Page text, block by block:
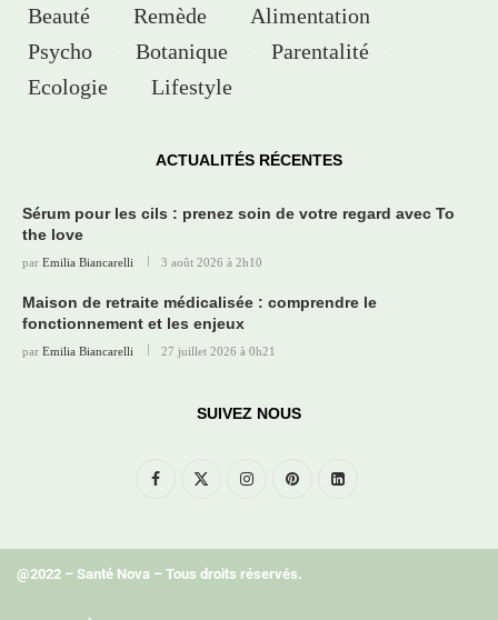
Beauté Remède
Alimentation
Psycho
Botanique
Parentalité
Ecologie
Lifestyle
ACTUALITÉS RÉCENTES
Sérum pour les cils : prenez soin de votre regard avec To
the love
par Emilia Biancarelli 3 août 2026 à 2h10
Maison de retraite médicalisée : comprendre le
fonctionnement et les enjeux
par Emilia Biancarelli 27 juillet 2026 à 0h21
SUIVEZ NOUS
@2022 – Santé Nova – Tous droits réservés.